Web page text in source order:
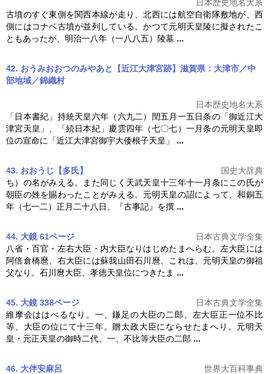
日本歴史地名大系
古墳のすぐ東側を関西本線が走り、北西には航空自衛隊敷地が、西
側にはコナベ古墳が並列している。かつて元明天皇陵に擬されたこ
ともあったが、明治一八年（一八八五）陵墓 ...
42. おうみおおつのみやあと【近江大津宮跡】滋賀県：大津市／中
部地域／錦織村
日本歴史地名大系
「日本書紀」持統天皇六年（六九二）閏五月一五日条の「御近江大
津宮天皇」、「続日本紀」慶雲四年（七〇七）一月条の元明天皇即
位の宣命に「近江大津宮御宇大倭根子天皇」 ...
43. おおうじ【多氏】
国史大辞典
ち）の名がみえる。また同じく天武天皇十三年十一月条にこの氏が
朝臣の姓を賜わったことがみえる。 元明天皇の詔によって、和銅五
年（七一二）正月二十八日、『古事記』を撰 ...
44. 大鏡 61ページ
日本古典文学全集
八省・百官・左右大臣・内大臣なりはじめたまへらむ。左大臣には
阿倍倉橋麿、右大臣には蘇我山田石川麿、これは、 元明天皇の御祖
父なり。石川麿大臣、孝徳天皇位につきたま ...
45. 大鏡 338ページ
日本古典文学全集
維摩会ははべるなり。一、鎌足の大臣の二郎、左大臣正一位不比
等、大臣の位にて十三年。贈太政大臣にならせたまへり。 元明天
皇 ・元正天皇の御時二代。一、不比等大臣の二郎 ...
46. 大伴安麻呂
世界大百科事典